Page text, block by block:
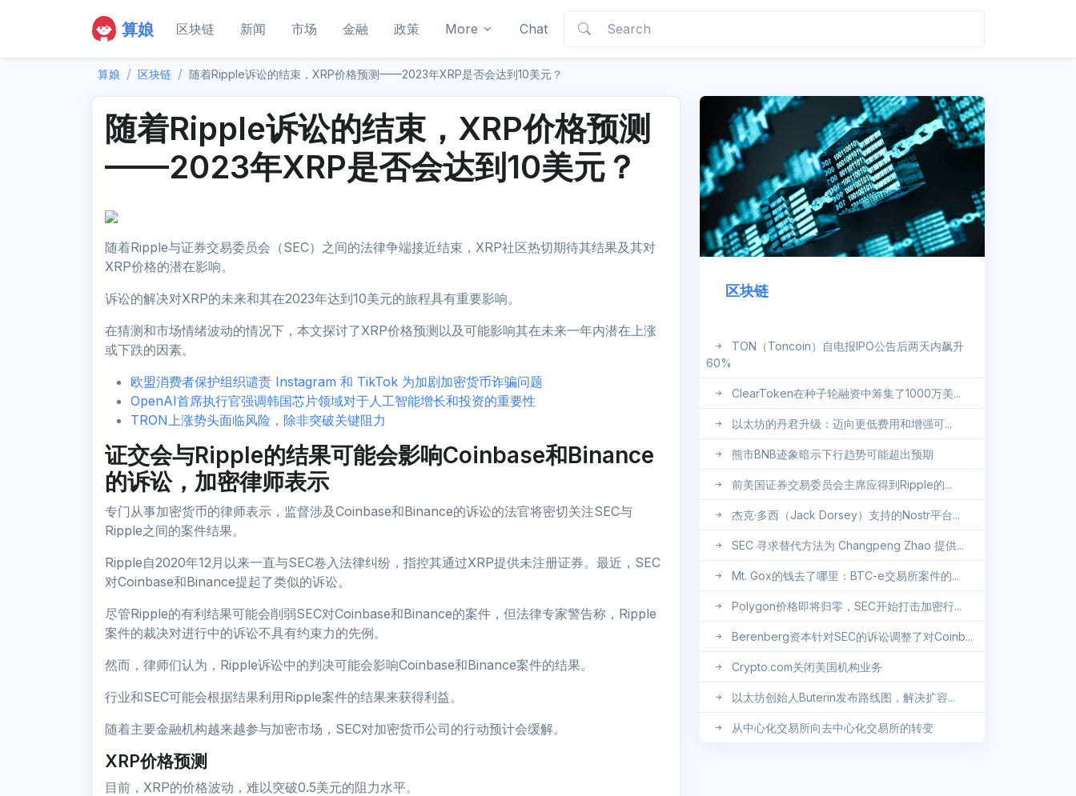
算娘 区块链 新闻 市场 金融 政策 More Chat
算娘 区块链 随着Ripple诉讼的结束，XRP价格预测——2023年XRP是否会达到10美元？
随着Ripple诉讼的结束，XRP价格预测
——2023年XRP是否会达到10美元？
随着Ripple与证券交易委员会（SEC）之间的法律争端接近结束，XRP社区热切期待其结果及其对
XRP价格的潜在影响。
诉讼的解决对XRP的未来和其在2023年达到10美元的旅程具有重要影响。
在猜测和市场情绪波动的情况下，本文探讨了XRP价格预测以及可能影响其在未来一年内潜在上涨
或下跌的因素。
欧盟消费者保护组织谴责 Instagram 和 TikTok 为加剧加密货币诈骗问题
OpenAI首席执行官强调韩国芯片领域对于人工智能增长和投资的重要性
TRON上涨势头面临风险，除非突破关键阻力
证交会与Ripple的结果可能会影响Coinbase和Binance
的诉讼，加密律师表示
专门从事加密货币的律师表示，监督涉及Coinbase和Binance的诉讼的法官将密切关注SEC与
Ripple之间的案件结果。
Ripple自2020年12月以来一直与SEC卷入法律纠纷，指控其通过XRP提供未注册证券。最近，SEC
对Coinbase和Binance提起了类似的诉讼。
尽管Ripple的有利结果可能会削弱SEC对Coinbase和Binance的案件，但法律专家警告称，Ripple
案件的裁决对进行中的诉讼不具有约束力的先例。
然而，律师们认为，Ripple诉讼中的判决可能会影响Coinbase和Binance案件的结果。
行业和SEC可能会根据结果利用Ripple案件的结果来获得利益。
随着主要金融机构越来越参与加密市场，SEC对加密货币公司的行动预计会缓解。
XRP价格预测
目前，XRP的价格波动，难以突破0.5美元的阻力水平。
区块链
TON（Toncoin）自电报IPO公告后两天内飙升
60%
ClearToken在种子轮融资中筹集了1000万美...
以太坊的丹君升级：迈向更低费用和增强可...
熊市BNB迹象暗示下行趋势可能超出预期
前美国证券交易委员会主席应得到Ripple的...
杰克·多西（Jack Dorsey）支持的Nostr平台...
SEC 寻求替代方法为 Changpeng Zhao 提供...
Mt. Gox的钱去了哪里：BTC-e交易所案件的...
Polygon价格即将归零，SEC开始打击加密行...
Berenberg资本针对SEC的诉讼调整了对Coinb...
Crypto.com关闭美国机构业务
以太坊创始人Buterin发布路线图，解决扩容...
从中心化交易所向去中心化交易所的转变